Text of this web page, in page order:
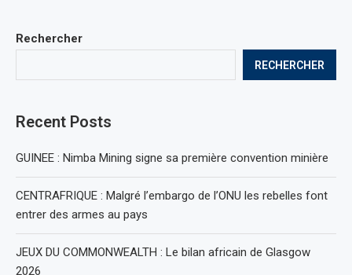
Rechercher
RECHERCHER
Recent Posts
GUINEE : Nimba Mining signe sa première convention minière
CENTRAFRIQUE : Malgré l’embargo de l’ONU les rebelles font
entrer des armes au pays
JEUX DU COMMONWEALTH : Le bilan africain de Glasgow
2026